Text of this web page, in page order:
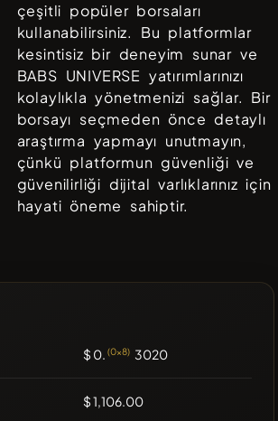
çeşitli popüler borsaları
kullanabilirsiniz. Bu platformlar
kesintisiz bir deneyim sunar ve
BABS UNIVERSE yatırımlarınızı
kolaylıkla yönetmenizi sağlar. Bir
borsayı seçmeden önce detaylı
araştırma yapmayı unutmayın,
çünkü platformun güvenliği ve
güvenilirliği dijital varlıklarınız için
hayati öneme sahiptir.
$ 0. (0x8) 3020
$ 1,106.00